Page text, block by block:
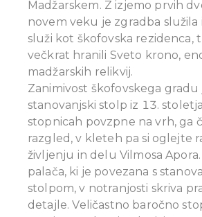
Madžarskem. Z izjemo prvih
novem veku je zgradba služila
služi kot škofovska rezidenca,
večkrat hranili Sveto krono,
madžarskih relikvij.
Zanimivost škofovskega gradu
stanovanjski stolp iz 13.
stopnicah povzpne na vrh, ga
razgled, v kleteh pa si oglejte
življenju in delu Vilmosa Apora.
palača, ki je povezana s
stolpom, v notranjosti skriva
detajle. Veličastno baročno